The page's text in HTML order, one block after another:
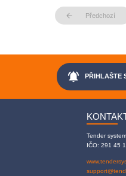
arrow_back Předchozí
notifications_active PŘIHLAŠTE
Tender
IČO: 291 45